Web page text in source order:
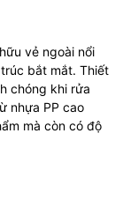
vẻ ngoài nổi
bắt mắt. Thiết
chóng khi rửa
nhựa PP cao
mà còn có độ